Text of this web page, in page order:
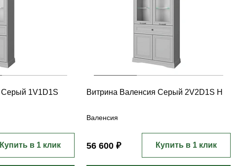
Серый 1V1D1S
Купить в 1 клик
Витрина Валенсия Серый 2V2D1S Н
Валенсия
56 600 ₽ Купить в 1 клик